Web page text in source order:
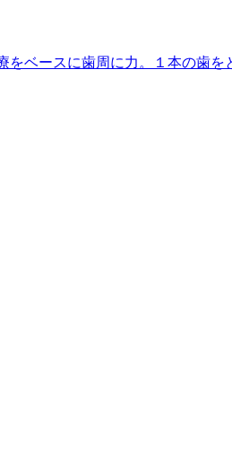
をベースに歯周に力。１本の歯